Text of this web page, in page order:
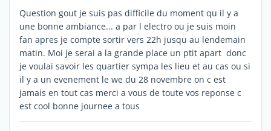
Question gout je suis pas difficile du moment qu il y a
une bonne ambiance... a par l electro ou je suis moin
fan apres je compte sortir vers 22h jusqu au lendemain
matin. Moi je serai a la grande place un ptit apart donc
je voulai savoir les quartier sympa les lieu et au cas ou si
il y a un evenement le we du 28 novembre on c est
jamais en tout cas merci a vous de toute vos reponse c
est cool bonne journee a tous